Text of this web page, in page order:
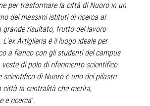
per trasformare la città di Nuoro in un
dei massimi istituti di ricerca al
grande risultato, frutto del lavoro
Artiglieria è il luogo ideale per
a fianco con gli studenti del campus
di polo di riferimento scientifico
di Nuoro è uno dei pilastri
la centralità che merita,
e ricerca”.